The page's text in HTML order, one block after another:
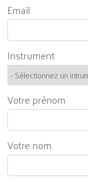
Email
Instrument
Votre prénom
Votre nom